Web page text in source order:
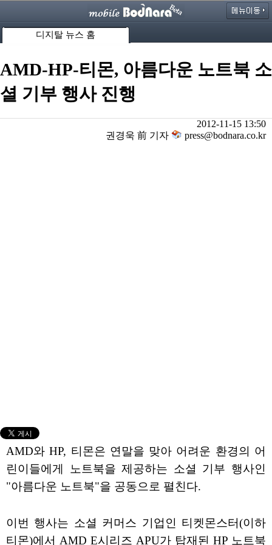
디지탈 뉴스 홈
AMD-HP-티몬, 아름다운 노트북 소
셜 기부 행사 진행
2012-11-15 13:50
권경욱 前 기자
press@bodnara.co.kr
AMD와 HP, 티몬은 연말을 맞아 어려운 환경의 어
린이들에게 노트북을 제공하는 소셜 기부 행사인
"아름다운 노트북"을 공동으로 펼친다.
이번 행사는 소셜 커머스 기업인 티켓몬스터(이하
티몬)에서 AMD E시리즈 APU가 탑재된 HP 노트북